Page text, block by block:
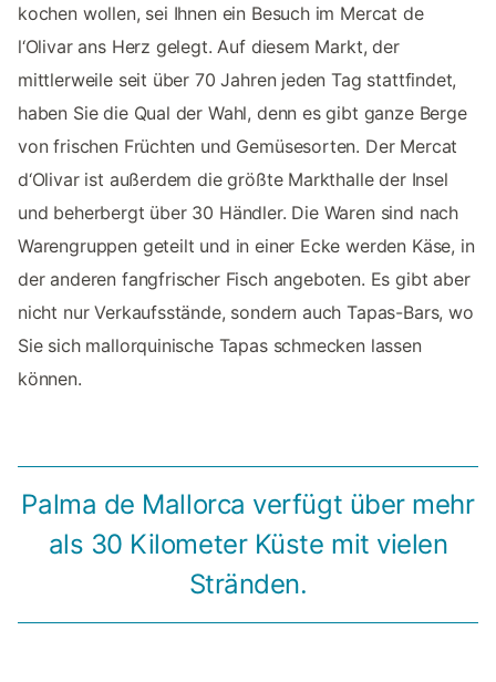
kochen wollen, sei Ihnen ein Besuch im Mercat de
l‘Olivar ans Herz gelegt. Auf diesem Markt, der
mittlerweile seit über 70 Jahren jeden Tag stattfindet,
haben Sie die Qual der Wahl, denn es gibt ganze Berge
von frischen Früchten und Gemüsesorten. Der Mercat
d‘Olivar ist außerdem die größte Markthalle der Insel
und beherbergt über 30 Händler. Die Waren sind nach
Warengruppen geteilt und in einer Ecke werden Käse, in
der anderen fangfrischer Fisch angeboten. Es gibt aber
nicht nur Verkaufsstände, sondern auch Tapas-Bars, wo
Sie sich mallorquinische Tapas schmecken lassen
können.
Palma de Mallorca verfügt über mehr
als 30 Kilometer Küste mit vielen
Stränden.